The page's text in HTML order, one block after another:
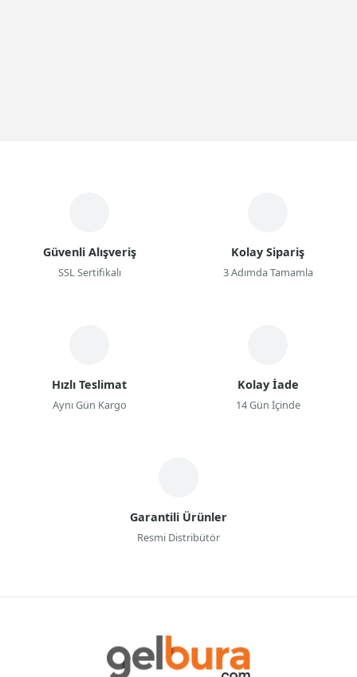
Güvenli Alışveriş
SSL Sertifikalı
Kolay Sipariş
3 Adımda Tamamla
Hızlı Teslimat
Aynı Gün Kargo
Kolay İade
14 Gün İçinde
Garantili Ürünler
Resmi Distribütör